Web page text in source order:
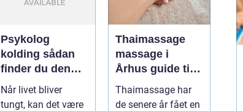
Psykolog
kolding sådan
finder du den
rette hjælp
Når livet bliver
tungt, kan det være
Thaimassage
massage i
Århus guide til
afslapning,
smidighed og
Thaimassage har
de senere år fået en